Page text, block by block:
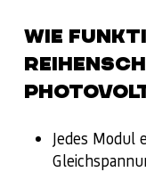
WIE
Jedes Modul